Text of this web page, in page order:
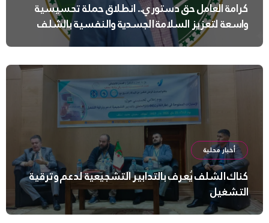
كرامة العامل حق دستوري.. انطلاق حملة تحسيسية
واسعة لتعزيز السلامة الجسدية والنفسية بالشلف
أخبار محلية
كناك الشلف يُعرف بالتدابير التشجيعية لدعم وترقية
التشغيل